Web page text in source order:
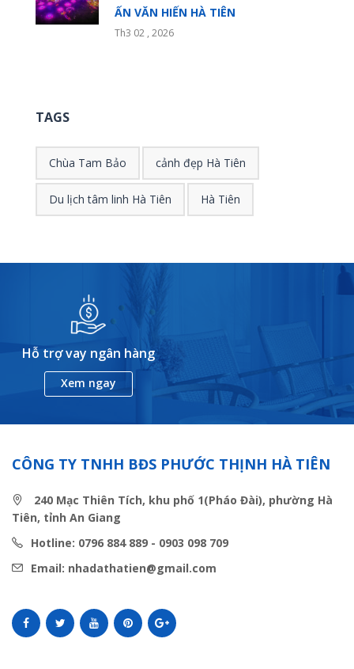
ẤN VĂN HIẾN HÀ TIÊN
Th3 02 , 2026
TAGS
Chùa Tam Bảo cảnh đẹp Hà Tiên
Du lịch tâm linh Hà Tiên Hà Tiên
Hỗ trợ vay ngân hàng
Xem ngay
CÔNG TY TNHH BĐS PHƯỚC THỊNH HÀ TIÊN
240 Mạc Thiên Tích, khu phố 1(Pháo Đài), phường Hà
Tiên, tỉnh An Giang
Hotline: 0796 884 889 - 0903 098 709
Email: nhadathatien@gmail.com